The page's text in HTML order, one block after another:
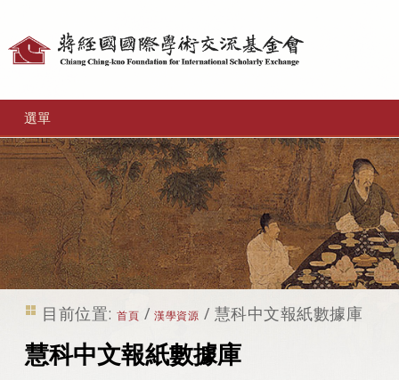
選單
目前位置: 首頁 /漢學資源 / 慧科中文報紙數據庫
慧科中文報紙數據庫